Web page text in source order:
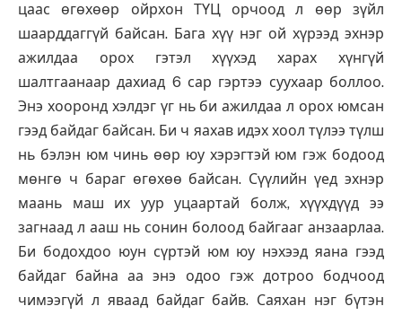
цаас өгөхөөр ойрхон ТҮЦ орчоод л өөр зүйл
шаарддаггүй байсан. Бага хүү нэг ой хүрээд эхнэр
ажилдаа орох гэтэл хүүхэд харах хүнгүй
шалтгаанаар дахиад 6 сар гэртээ суухаар боллоо.
Энэ хооронд хэлдэг үг нь би ажилдаа л орох юмсан
гээд байдаг байсан. Би ч яахав идэх хоол түлээ түлш
нь бэлэн юм чинь өөр юу хэрэгтэй юм гэж бодоод
мөнгө ч бараг өгөхөө байсан. Сүүлийн үед эхнэр
маань маш их уур уцаартай болж, хүүхдүүд ээ
загнаад л ааш нь сонин болоод байгааг анзаарлаа.
Би бодохдоо юун сүртэй юм юу нэхээд яана гээд
байдаг байна аа энэ одоо гэж дотроо бодчоод
чимээгүй л яваад байдаг байв. Саяхан нэг бүтэн